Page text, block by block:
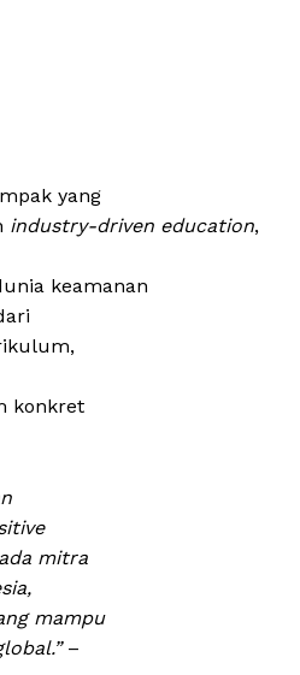
yang
industry-driven education,
keamanan
konkret
mitra
mampu
–